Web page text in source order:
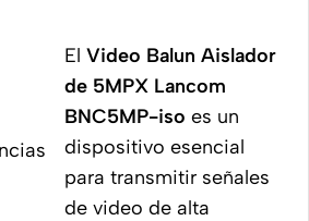
El Video Balun Aislador
de 5MPX Lancom
BNC5MP-iso es un
dispositivo esencial
para transmitir señales
de video de alta